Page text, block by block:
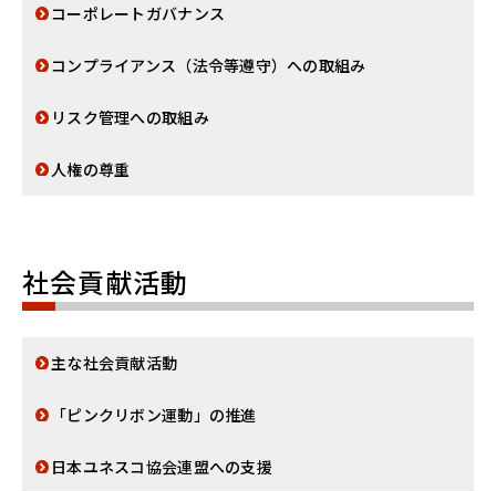
コーポレートガバナンス
コンプライアンス（法令等遵守）への取組み
リスク管理への取組み
人権の尊重
社会貢献活動
主な社会貢献活動
「ピンクリボン運動」の推進
日本ユネスコ協会連盟への支援